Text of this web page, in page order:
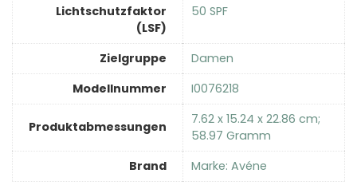
Lichtschutzfaktor
(LSF)
‎50 SPF
Zielgruppe
‎Damen
Modellnummer
‎I0076218
Produktabmessungen
‎7.62 x 15.24 x 22.86 cm;
58.97 Gramm
Brand
Marke: Avéne